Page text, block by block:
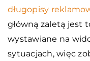
długopisy
główną zaletą jest
wystawiane na
sytuacjach, więc